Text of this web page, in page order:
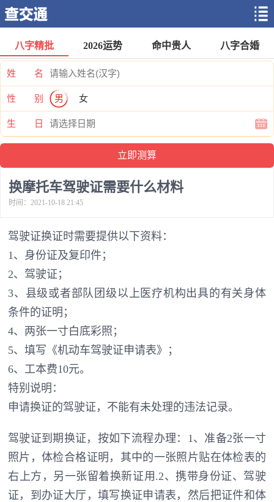
八字精批 2026运势 命中贵人 八字合婚
姓 名
性 别 男 女
生 日
换摩托车驾驶证需要什么材料
时间：2021-10-18 21:45
驾驶证换证时需要提供以下资料：
1、身份证及复印件；
2、驾驶证；
3、县级或者部队团级以上医疗机构出具的有关身体
条件的证明；
4、两张一寸白底彩照；
5、填写《机动车驾驶证申请表》；
6、工本费10元。
特别说明：
申请换证的驾驶证，不能有未处理的违法记录。
驾驶证到期换证，按如下流程办理：1、准备2张一寸
照片，体检合格证明，其中的一张照片贴在体检表的
右上方，另一张留着换新证用.2、携带身份证、驾驶
证，到办证大厅，填写换证申请表，然后把证件和体